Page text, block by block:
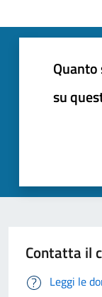
su
Contatta il
Leggi le